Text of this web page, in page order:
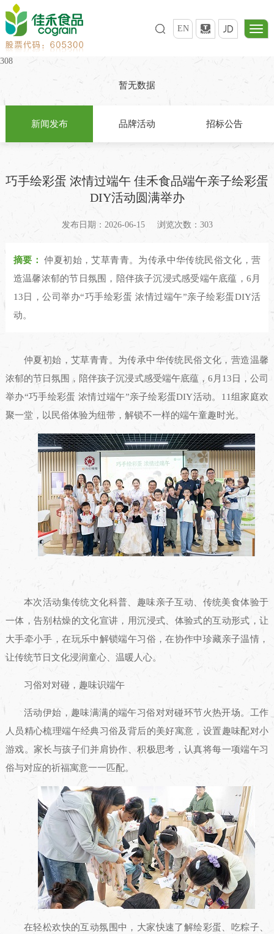
EN
308
暂无数据
新闻发布 品牌活动 招标公告
巧手绘彩蛋 浓情过端午 佳禾食品端午亲子绘彩蛋
DIY活动圆满举办
发布日期：2026-06-15 浏览次数：303
摘要：
仲夏初始，艾草青青。为传承中华传统民俗文化，营
造温馨浓郁的节日氛围，陪伴孩子沉浸式感受端午底蕴，6月
13日，公司举办“巧手绘彩蛋 浓情过端午”亲子绘彩蛋DIY活
动。
仲夏初始，艾草青青。为传承中华传统民俗文化，营造温馨
浓郁的节日氛围，陪伴孩子沉浸式感受端午底蕴，6月13日，公司
举办“巧手绘彩蛋 浓情过端午”亲子绘彩蛋DIY活动。11组家庭欢
聚一堂，以民俗体验为纽带，解锁不一样的端午童趣时光。
本次活动集传统文化科普、趣味亲子互动、传统美食体验于
一体，告别枯燥的文化宣讲，用沉浸式、体验式的互动形式，让
大手牵小手，在玩乐中解锁端午习俗，在协作中珍藏亲子温情，
让传统节日文化浸润童心、温暖人心。
习俗对对碰，趣味识端午
活动伊始，趣味满满的端午习俗对对碰环节火热开场。工作
人员精心梳理端午经典习俗及背后的美好寓意，设置趣味配对小
游戏。家长与孩子们并肩协作、积极思考，认真将每一项端午习
俗与对应的祈福寓意一一匹配。
在轻松欢快的互动氛围中，大家快速了解绘彩蛋、吃粽子、